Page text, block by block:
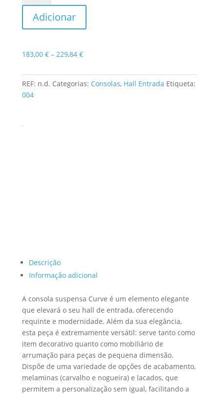
Consola
Suspensa
Curve
Adicionar
183,00 € – 229,84 €Price
183,00 €
through
REF: n.d. Categorias: Consolas, Hall Entrada Etiqueta:
004
Descrição
Informação adicional
A consola suspensa Curve é um elemento elegante
que elevará o seu hall de entrada, oferecendo
requinte e modernidade. Além da sua elegância,
esta peça é extremamente versátil: serve tanto como
item decorativo quanto como mobiliário de
arrumação para peças de pequena dimensão.
Dispõe de uma variedade de opções de acabamento,
melaminas (carvalho e nogueira) e lacados, que
permitem a personalização sem igual, facilitando a